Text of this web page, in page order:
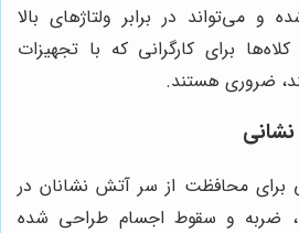
و می‌تواند در برابر ولتاژهای بالا
برای کارگرانی که با تجهیزات
ضروری هستند.
برای محافظت از سر آتش نشانان در
ضربه و سقوط اجسام طراحی شده